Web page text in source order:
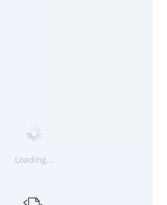
Loading...